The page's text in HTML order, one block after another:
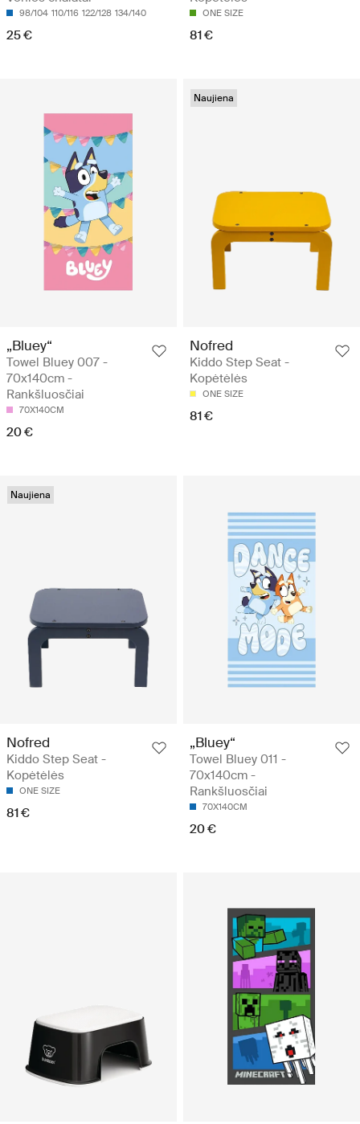
98/104 110/116 122/128 134/140
25 €
ONE SIZE
81 €
„Bluey“
Towel Bluey 007 -
70x140cm -
Rankšluosčiai
70X140CM
20 €
Naujiena
Nofred
Kiddo Step Seat -
Kopėtėlės
ONE SIZE
81 €
Naujiena
Nofred
Kiddo Step Seat -
Kopėtėlės
ONE SIZE
81 €
„Bluey“
Towel Bluey 011 -
70x140cm -
Rankšluosčiai
70X140CM
20 €